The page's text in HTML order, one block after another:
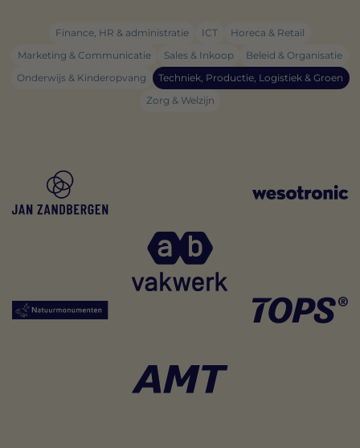
Finance, HR & administratie ICT
Horeca & Retail
Marketing & Communicatie
Sales & Inkoop
Beleid & Organisatie
Onderwijs & Kinderopvang
Techniek, Productie, Logistiek & Groen
Zorg & Welzijn